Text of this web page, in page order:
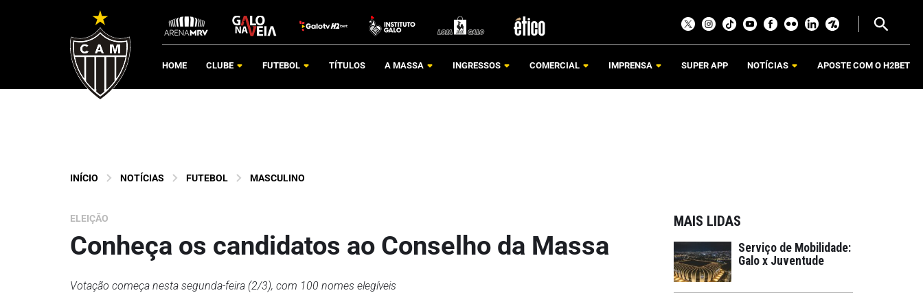
HOME CLUBE FUTEBOL TÍTULOS A MASSA INGRESSOS COMERCIAL IMPRENSA SUPER APP NOTÍCIAS APOSTE COM O H2BET
INÍCIO NOTÍCIAS FUTEBOL MASCULINO
ELEIÇÃO
Conheça os candidatos ao Conselho da Massa
Votação começa nesta segunda-feira (2/3), com 100 nomes elegíveis
MAIS LIDAS
Serviço de Mobilidade:
Galo x Juventude